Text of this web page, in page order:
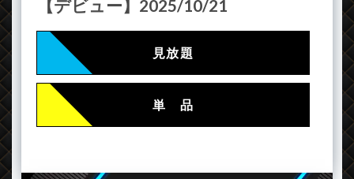
【デビュー】2025/10/21
見放題
単 品